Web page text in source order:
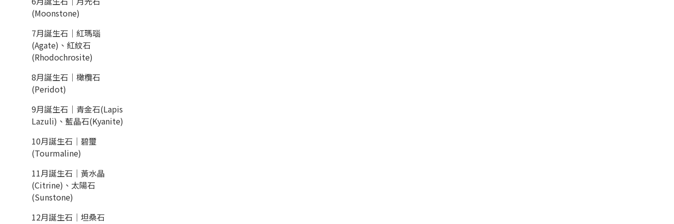
(Moonstone)
7月誕生石｜紅瑪瑙
(Agate)、紅紋石
(Rhodochrosite)
8月誕生石｜橄欖石
(Peridot)
9月誕生石｜青金石(Lapis
Lazuli)、藍晶石(Kyanite)
10月誕生石｜碧璽
(Tourmaline)
11月誕生石｜黃水晶
(Citrine)、太陽石
(Sunstone)
12月誕生石｜坦桑石